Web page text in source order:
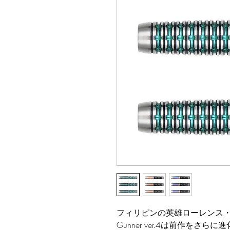
フィリピンの英雄ローレンス
Gunner ver.4は前作をさらに